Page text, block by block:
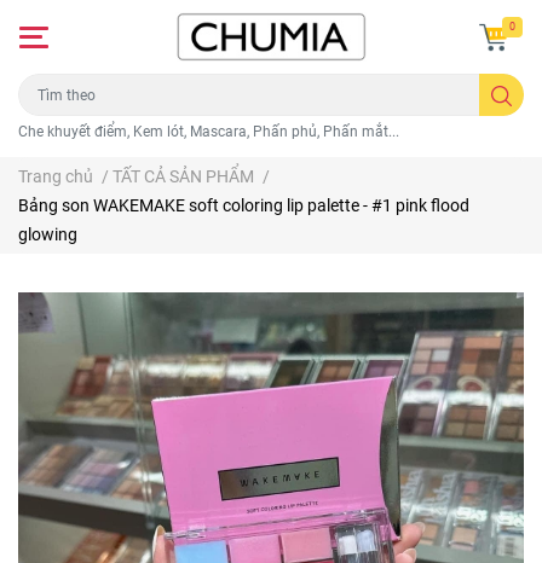
Che khuyết điểm, Kem lót, Mascara, Phấn phủ, Phấn mắt...
0
Trang chủ / TẤT CẢ SẢN PHẨM /
Bảng son WAKEMAKE soft coloring lip palette - #1 pink flood
glowing